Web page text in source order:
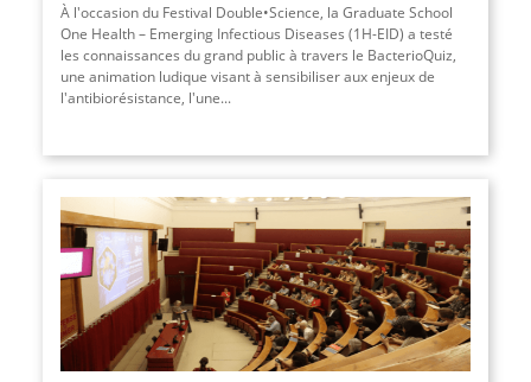
À l'occasion du Festival Double•Science, la Graduate School
One Health – Emerging Infectious Diseases (1H-EID) a testé
les connaissances du grand public à travers le BacterioQuiz,
une animation ludique visant à sensibiliser aux enjeux de
l'antibiorésistance, l'une...